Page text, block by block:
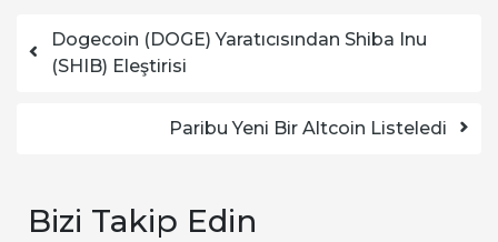
Yazı dolaşımı
Dogecoin (DOGE) Yaratıcısından Shiba Inu
(SHIB) Eleştirisi
Paribu Yeni Bir Altcoin Listeledi
Bizi Takip Edin